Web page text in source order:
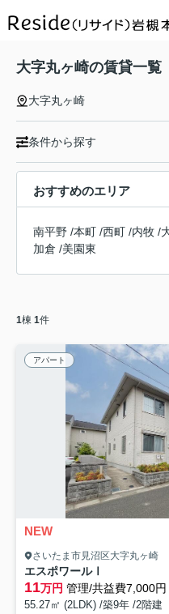
大字丸ヶ崎の賃貸一覧
大字丸ヶ崎
条件から探す
おすすめのエリア
南平野 /本町 /西町 /内牧 /
加倉 /美園東
1棟 1件
アパート
NEW
さいたま市見沼区大字丸ヶ崎
エスポワールⅠ
11万円 管理/共益費7,000円
55.27㎡ (2LDK) /築9年 /2階建